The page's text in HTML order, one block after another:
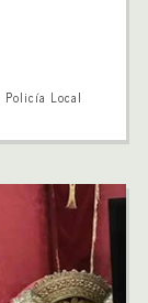
Policía Local